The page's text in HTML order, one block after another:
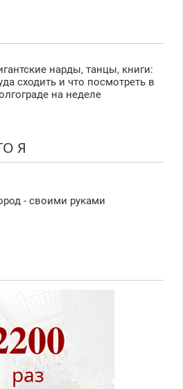
нарды, танцы, книги:
сходить и что посмотреть в
на неделе
Я
- своими руками
раз